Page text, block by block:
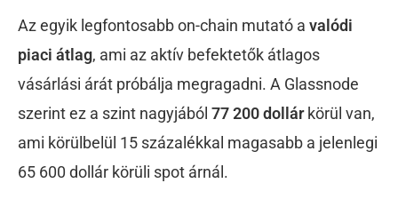
Az egyik legfontosabb on-chain mutató a valódi
piaci átlag, ami az aktív befektetők átlagos
vásárlási árát próbálja megragadni. A Glassnode
szerint ez a szint nagyjából 77 200 dollárkörül van,
ami körülbelül 15 százalékkal magasabb a jelenlegi
65 600 dollár körüli spot árnál.